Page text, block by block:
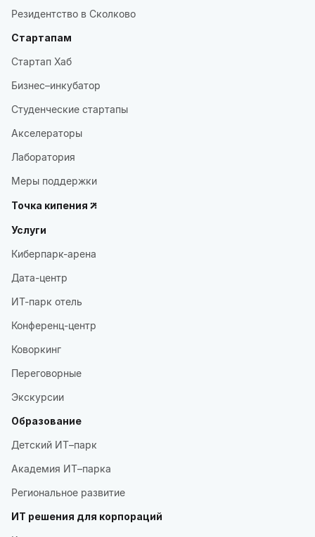
Резидентство в Сколково
Стартапам
Стартап Хаб
Бизнес–инкубатор
Студенческие стартапы
Акселераторы
Лаборатория
Меры поддержки
Точка кипения
Услуги
Киберпарк-арена
Дата-центр
ИТ-парк отель
Конференц-центр
Коворкинг
Переговорные
Экскурсии
Образование
Детский ИТ–парк
Академия ИТ–парка
Региональное развитие
ИТ решения для корпораций